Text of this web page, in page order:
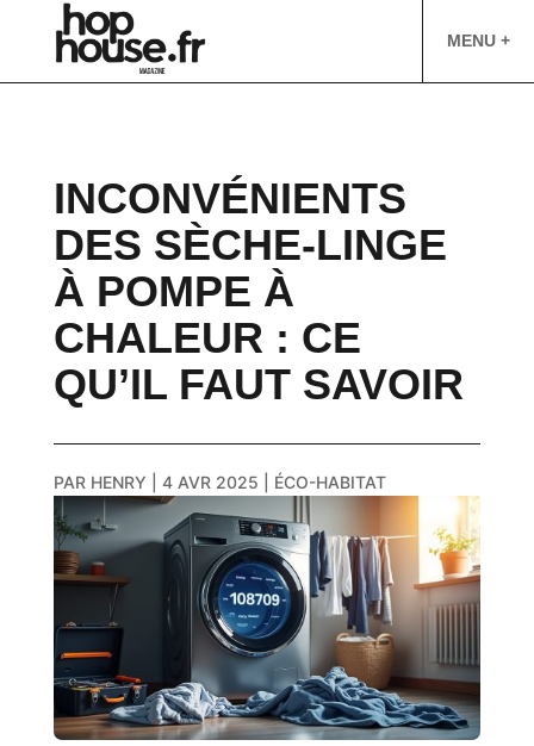
MENU +
INCONVÉNIENTS
DES SÈCHE-LINGE
À POMPE À
CHALEUR : CE
QU’IL FAUT SAVOIR
PAR HENRY 4 AVR 2025 ÉCO-HABITAT